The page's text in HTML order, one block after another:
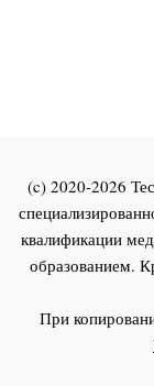
(c) 2020-2026
квалификации
образованием.
При